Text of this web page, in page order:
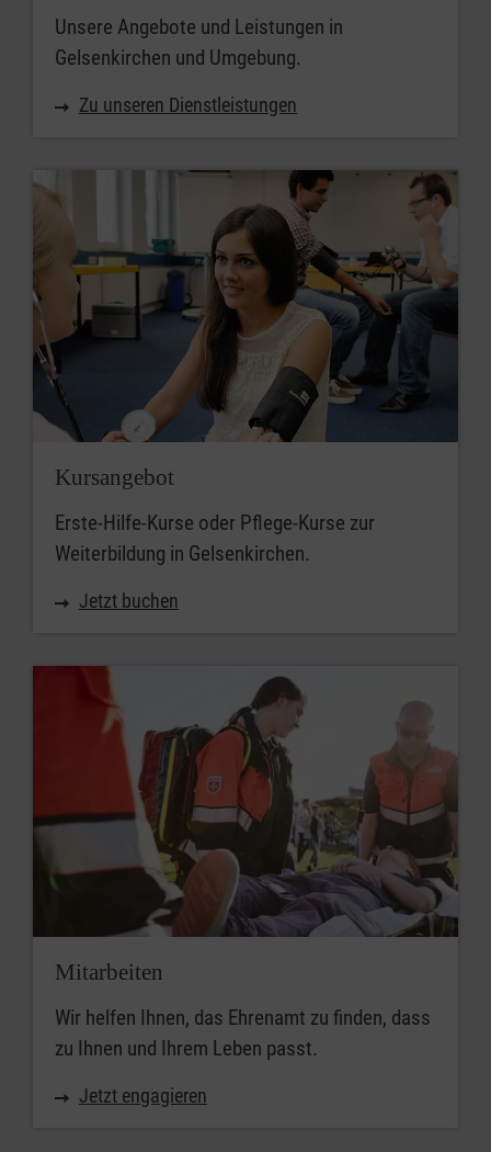
Unsere Angebote und Leistungen in
Gelsenkirchen und Umgebung.
Zu unseren Dienstleistungen
Kursangebot
Erste-Hilfe-Kurse oder Pflege-Kurse zur
Weiterbildung in Gelsenkirchen.
Jetzt buchen
Mitarbeiten
Wir helfen Ihnen, das Ehrenamt zu finden, dass
zu Ihnen und Ihrem Leben passt.
Jetzt engagieren